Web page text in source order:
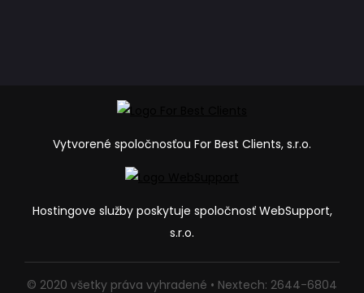
Vytvorené spoločnosťou For Best Clients, s.r.o.
Hostingove služby poskytuje spoločnosť WebSupport,
s.r.o.
© 2020 všetky práva vyhradené • Nextech: 2644-6804